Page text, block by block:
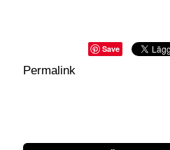
Save
Permalink